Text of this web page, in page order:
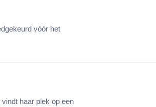
vóór het
haar plek op een